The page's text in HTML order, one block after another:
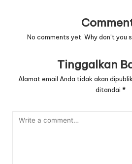
No comments yet. Why don’t you
Tinggalkan
Alamat email Anda tidak akan
ditandai *